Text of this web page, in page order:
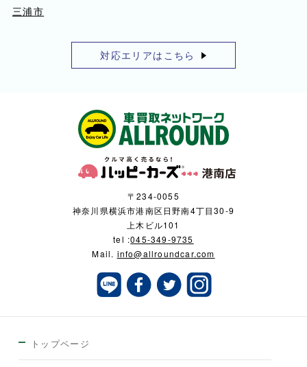
三浦市
対応エリアはこちら
〒234-0055
神奈川県横浜市港南区日野南4丁目30-9
上木ビル101
tel :045-349-9735
Mail. info@allroundcar.com
トップページ